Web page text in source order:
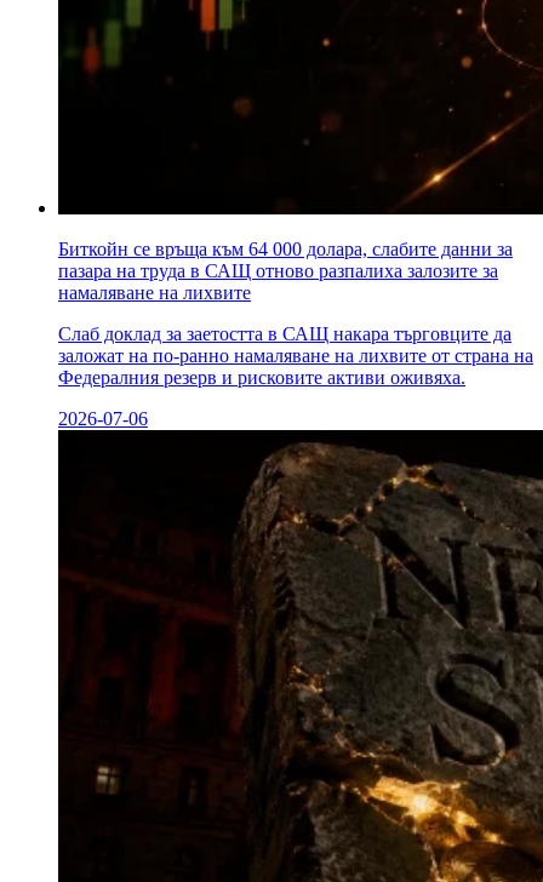
Биткойн се връща към 64 000 долара, слабите данни за
пазара на труда в САЩ отново разпалиха залозите за
намаляване на лихвите
Слаб доклад за заетостта в САЩ накара търговците да
заложат на по-ранно намаляване на лихвите от страна на
Федералния резерв и рисковите активи оживяха.
2026-07-06